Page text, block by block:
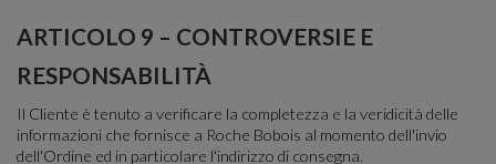
ARTICOLO 9 – CONTROVERSIE E
RESPONSABILITÀ
Il Cliente è tenuto a verificare la completezza e la veridicità delle
informazioni che fornisce a Roche Bobois al momento dell'invio
dell'Ordine ed in particolare l'indirizzo di consegna.